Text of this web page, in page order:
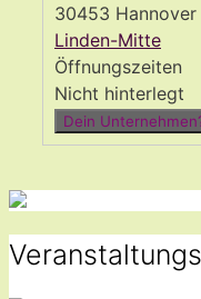
30453 Hannover
Linden-Mitte
Öffnungszeiten
Nicht hinterlegt
Dein